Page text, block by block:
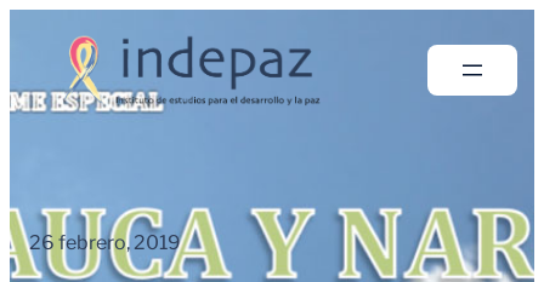
26 febrero, 2019